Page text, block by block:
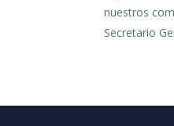
nuestros
Secretario